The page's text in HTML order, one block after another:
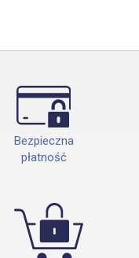
Bezpieczna
płatność